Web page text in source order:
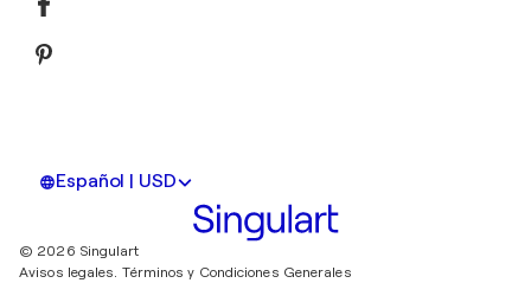
Español | USD
© 2026 Singulart
Avisos legales. Términos y Condiciones Generales